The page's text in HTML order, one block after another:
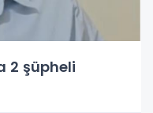
2 şüpheli